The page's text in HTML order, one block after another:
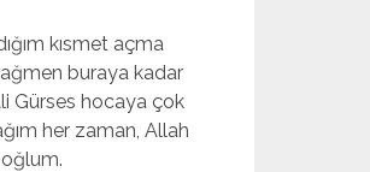
kısmet açma
buraya kadar
Gürses hocaya çok
her zaman, Allah
oğlum.